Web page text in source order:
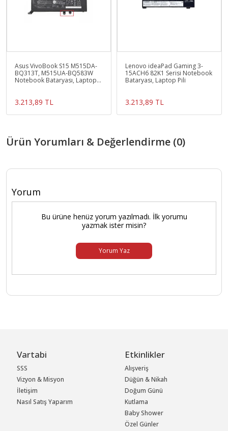
Asus VivoBook S15 M515DA-
BQ313T, M515UA-BQ583W
Notebook Bataryası, Laptop
3.213,89 TL
Lenovo ideaPad Gaming 3-
15ACH6 82K1 Serisi Notebook
Bataryası, Laptop Pili
3.213,89 TL
Ürün Yorumları & Değerlendirme (0)
Yorum
Bu ürüne henüz yorum yazılmadı. İlk yorumu
yazmak ister misin?
Yorum Yaz
Vartabi
SSS
Vizyon & Misyon
İletişim
Nasıl Satış Yaparım
Etkinlikler
Alışveriş
Düğün & Nikah
Doğum Günü
Kutlama
Baby Shower
Özel Günler